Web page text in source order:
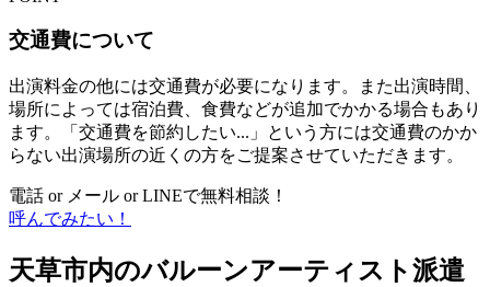
交通費について
出演料金の他には交通費が必要になります。また出演時間、
場所によっては宿泊費、食費などが追加でかかる場合もあり
ます。「交通費を節約したい...」という方には交通費のかか
らない出演場所の近くの方をご提案させていただきます。
電話 or メール or LINEで無料相談！
呼んでみたい！
天草市内のバルーンアーティスト派遣